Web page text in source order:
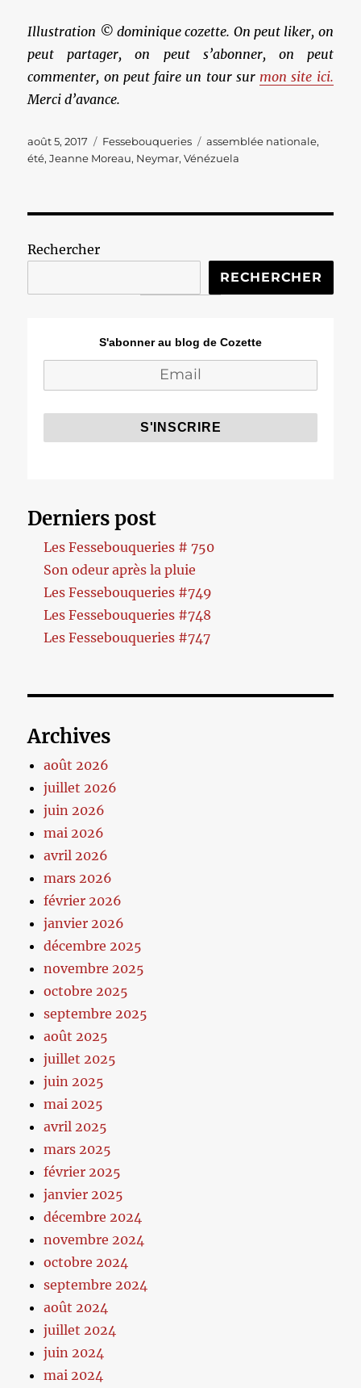
Illustration © dominique cozette. On peut liker, on
peut partager, on peut s’abonner, on peut
commenter, on peut faire un tour sur mon site ici.
Merci d’avance.
Publié
le
août 5, 2017 Catégories
Fessebouqueries Étiquettes
assemblée nationale,
été,Jeanne Moreau, Neymar,Vénézuela
Rechercher
RECHERCHER
S'abonner au blog de Cozette
Derniers post
Les Fessebouqueries # 750
Son odeur après la pluie
Les Fessebouqueries #749
Les Fessebouqueries #748
Les Fessebouqueries #747
Archives
août 2026
juillet 2026
juin 2026
mai 2026
avril 2026
mars 2026
février 2026
janvier 2026
décembre 2025
novembre 2025
octobre 2025
septembre 2025
août 2025
juillet 2025
juin 2025
mai 2025
avril 2025
mars 2025
février 2025
janvier 2025
décembre 2024
novembre 2024
octobre 2024
septembre 2024
août 2024
juillet 2024
juin 2024
mai 2024